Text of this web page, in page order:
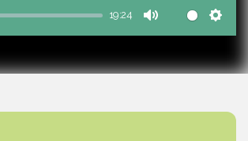
19:24
Mute